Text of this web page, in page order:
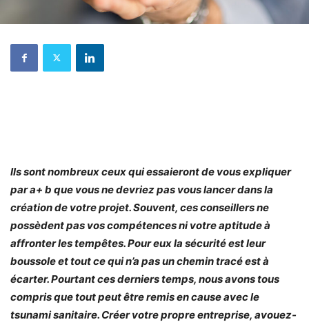
Ils sont nombreux ceux qui essaieront de vous expliquer
par a+ b que vous ne devriez pas vous lancer dans la
création de votre projet. Souvent, ces conseillers ne
possèdent pas vos compétences ni votre aptitude à
affronter les tempêtes. Pour eux la sécurité est leur
boussole et tout ce qui n’a pas un chemin tracé est à
écarter. Pourtant ces derniers temps, nous avons tous
compris que tout peut être remis en cause avec le
tsunami sanitaire. Créer votre propre entreprise, avouez-